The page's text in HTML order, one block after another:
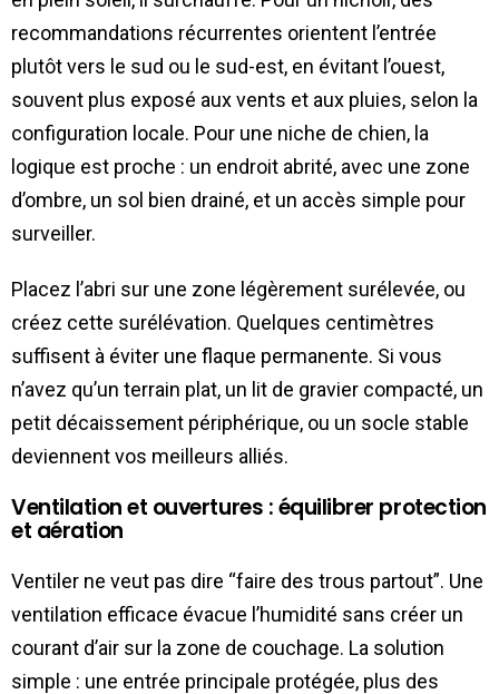
recommandations récurrentes orientent l’entrée
plutôt vers le sud ou le sud-est, en évitant l’ouest,
souvent plus exposé aux vents et aux pluies, selon la
configuration locale. Pour une niche de chien, la
logique est proche : un endroit abrité, avec une zone
d’ombre, un sol bien drainé, et un accès simple pour
surveiller.
Placez l’abri sur une zone légèrement surélevée, ou
créez cette surélévation. Quelques centimètres
suffisent à éviter une flaque permanente. Si vous
n’avez qu’un terrain plat, un lit de gravier compacté, un
petit décaissement périphérique, ou un socle stable
deviennent vos meilleurs alliés.
Ventilation et ouvertures : équilibrer protection
et aération
Ventiler ne veut pas dire “faire des trous partout”. Une
ventilation efficace évacue l’humidité sans créer un
courant d’air sur la zone de couchage. La solution
simple : une entrée principale protégée, plus des